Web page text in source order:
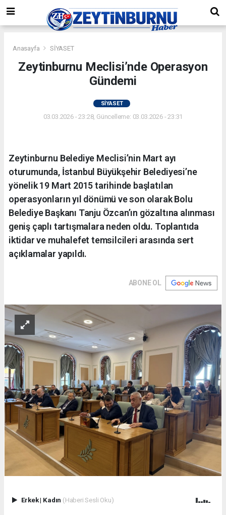
Anasayfa SİYASET
Zeytinburnu Meclisi’nde Operasyon
Gündemi
SİYASET
03.03.2026 - 23:28, Güncelleme: 03.03.2026 - 23:31
Zeytinburnu Belediye Meclisi’nin Mart ayı
oturumunda, İstanbul Büyükşehir Belediyesi’ne
yönelik 19 Mart 2015 tarihinde başlatılan
operasyonların yıl dönümü ve son olarak Bolu
Belediye Başkanı Tanju Özcan’ın gözaltına alınması
geniş çaplı tartışmalara neden oldu. Toplantıda
iktidar ve muhalefet temsilcileri arasında sert
açıklamalar yapıldı.
ABONE OL
Erkek| Kadın (Haberi Sesli Oku)